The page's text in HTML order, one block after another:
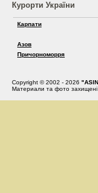
Курорти України
Карпати
Азов
Причорноморря
Copyright © 2002 - 2026
Материали та фото захищені